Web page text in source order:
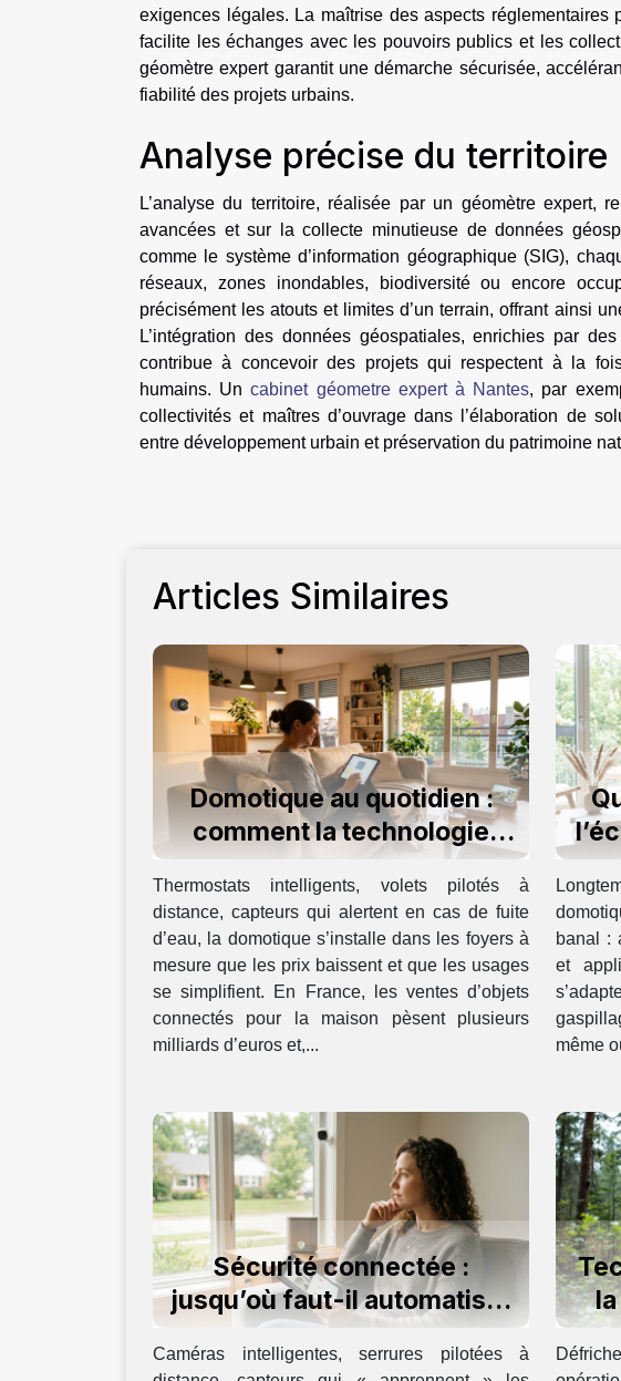
exigences légales. La maîtrise des aspects réglementaires
facilite les échanges avec les pouvoirs publics et les
géomètre expert garantit une démarche sécurisée,
fiabilité des projets urbains.
Analyse précise du territoire
L’analyse du territoire, réalisée par un géomètre expert,
avancées et sur la collecte minutieuse de données
comme le système d’information géographique (SIG),
réseaux, zones inondables, biodiversité ou encore
précisément les atouts et limites d’un terrain, offrant ainsi
L’intégration des données géospatiales, enrichies par
contribue à concevoir des projets qui respectent à la
humains. Uncabinet géometre expert à Nantes, par
collectivités et maîtres d’ouvrage dans l’élaboration de
entre développement urbain et préservation du patrimoine
Articles Similaires
Domotique au quotidien :
comment la technologie
améliore notre confort
domestique
Thermostats intelligents, volets pilotés à
distance, capteurs qui alertent en cas de fuite
d’eau, la domotique s’installe dans les foyers à
mesure que les prix baissent et que les usages
se simplifient. En France, les ventes d’objets
connectés pour la maison pèsent plusieurs
milliards d’euros et,...
banal :
et
même
Sécurité connectée :
jusqu’où faut-il automatiser
la surveillance ?
Caméras intelligentes, serrures pilotées à